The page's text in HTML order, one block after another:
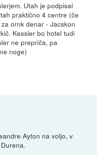
Utah je podpisal
praktično 4 centre (če
ornk denar - Jacskon
Kessler bo hotel tudi
ne prepriča, pa
noge)
Ayton na voljo, v